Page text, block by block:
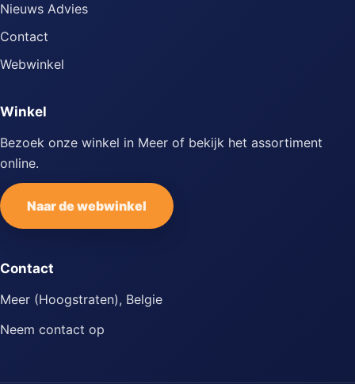
Nieuws Advies
Contact
Webwinkel
Winkel
Bezoek onze winkel in Meer of bekijk het assortiment
online.
Naar de webwinkel
Contact
Meer (Hoogstraten), Belgie
Neem contact op